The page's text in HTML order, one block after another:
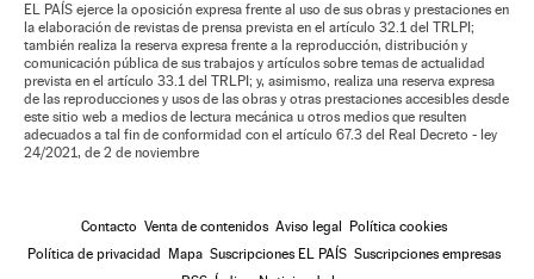
EL PAÍS ejerce la oposición expresa frente al uso de sus obras y prestaciones en
la elaboración de revistas de prensa prevista en el artículo 32.1 del TRLPI;
también realiza la reserva expresa frente a la reproducción, distribución y
comunicación pública de sus trabajos y artículos sobre temas de actualidad
prevista en el artículo 33.1 del TRLPI; y, asimismo, realiza una reserva expresa
de las reproducciones y usos de las obras y otras prestaciones accesibles desde
este sitio web a medios de lectura mecánica u otros medios que resulten
adecuados a tal fin de conformidad con el artículo 67.3 del Real Decreto - ley
24/2021, de 2 de noviembre
Contacto Venta de contenidos Aviso legal
Política cookies
Política de privacidad
Mapa Suscripciones EL PAÍS Suscripciones empresas